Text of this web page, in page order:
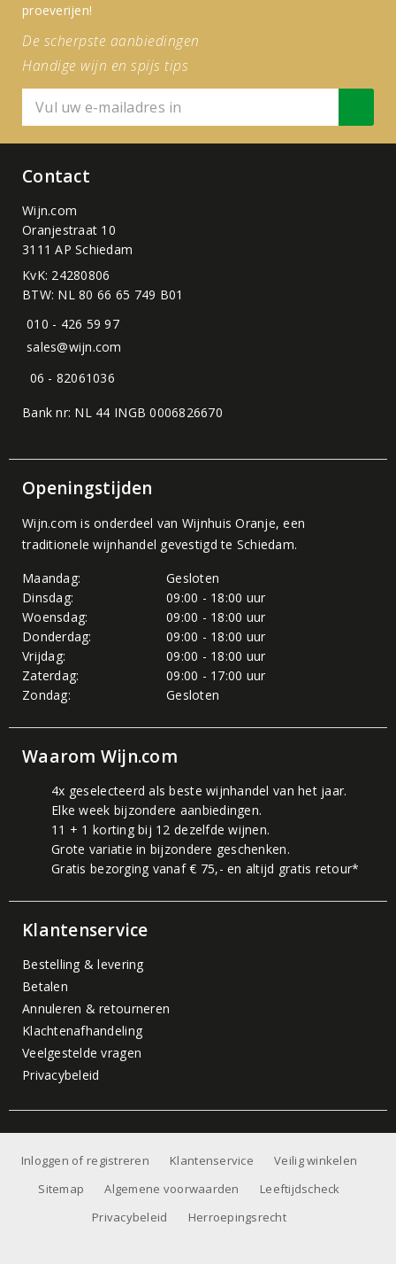
proeverijen!
De scherpste aanbiedingen
Handige wijn en spijs tips
Contact
Wijn.com
Oranjestraat 10
3111 AP Schiedam
KvK: 24280806
BTW: NL 80 66 65 749 B01
010 - 426 59 97
sales@wijn.com
06 - 82061036
Bank nr: NL 44 INGB 0006826670
Openingstijden
Wijn.com is onderdeel van Wijnhuis Oranje, een
traditionele wijnhandel gevestigd te Schiedam.
Maandag:
Gesloten
Dinsdag:
09:00 - 18:00 uur
Woensdag:
09:00 - 18:00 uur
Donderdag:
09:00 - 18:00 uur
Vrijdag:
09:00 - 18:00 uur
Zaterdag:
09:00 - 17:00 uur
Zondag:
Gesloten
Waarom Wijn.com
4x geselecteerd als beste wijnhandel van het jaar.
Elke week bijzondere aanbiedingen.
11 + 1 korting bij 12 dezelfde wijnen.
Grote variatie in bijzondere geschenken.
Gratis bezorging vanaf € 75,- en altijd gratis retour*
Klantenservice
Bestelling & levering
Betalen
Annuleren & retourneren
Klachtenafhandeling
Veelgestelde vragen
Privacybeleid
Inloggen of registreren Klantenservice
Veilig winkelen
Sitemap
Algemene voorwaarden
Leeftijdscheck
Privacybeleid
Herroepingsrecht